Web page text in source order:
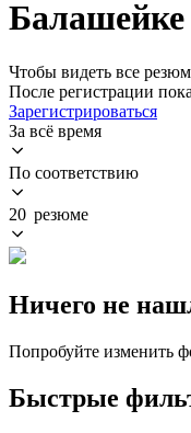
Балашейке
Чтобы видеть все
После регистрации
Зарегистрироваться
За всё время
По соответствию
20 резюме
Ничего не
Попробуйте изменить
Быстрые